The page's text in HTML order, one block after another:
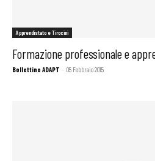
Apprendistato e Tirocini
Formazione professionale e
Bollettino ADAPT - 05 Febbraio 2015